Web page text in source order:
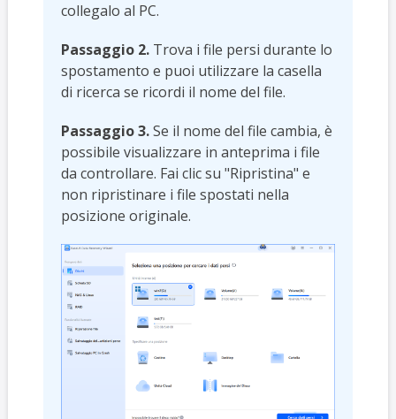
collegalo al PC.
Passaggio 2.Trova i file persi durante lo
spostamento e puoi utilizzare la casella
di ricerca se ricordi il nome del file.
Passaggio 3.Se il nome del file cambia, è
possibile visualizzare in anteprima i file
da controllare. Fai clic su "Ripristina" e
non ripristinare i file spostati nella
posizione originale.